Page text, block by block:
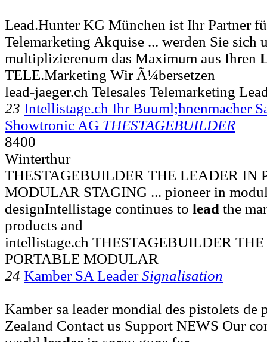
Lead.Hunter KG München ist Ihr Partner
Telemarketing Akquise ... werden Sie sich
multiplizierenum das Maximum aus Ihren
TELE.Marketing Wir Ã¼bersetzen
lead-jaeger.ch Telesales Telemarketing
23 Intellistage.ch Ihr Buuml;hnenmacher
Showtronic AG THESTAGEBUILDER
8400
Winterthur
THESTAGEBUILDER THE LEADER IN
MODULAR STAGING ... pioneer in
designIntellistage continues to lead the
products and
intellistage.ch THESTAGEBUILDER
PORTABLE MODULAR
24 Kamber SA LeaderSignalisation
Kamber sa leader mondial des pistolets de
Zealand Contact us Support NEWS Our